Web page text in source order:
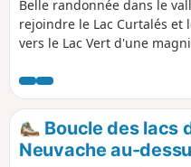
Belle randonnée dans le
rejoindre le Lac Curtalés et
vers le Lac Vert d'une
Neuvache offrant de
les montagnes. Le retour,
long du ruisseau, offre
lors des fortes chaleurs.
s'orienter.
Boucle des lacs
Neuvache au-